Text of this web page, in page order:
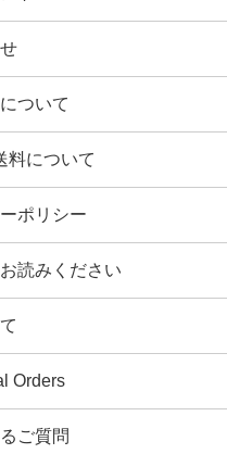
ついて
料について
ポリシー
読みください
Orders
ご質問